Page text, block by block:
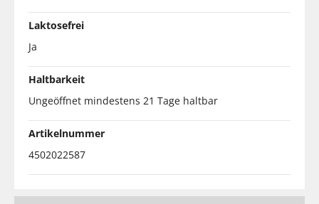
Laktosefrei
Ja
Haltbarkeit
Ungeöffnet mindestens 21 Tage haltbar
Artikelnummer
4502022587